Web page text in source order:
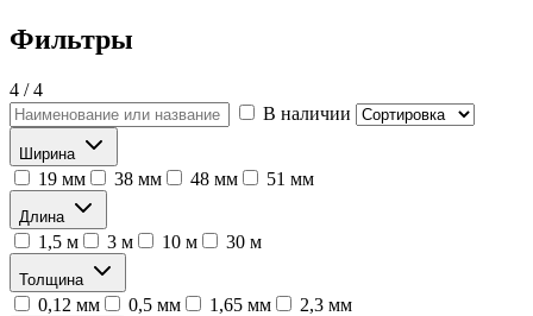
Фильтры
4 / 4
В наличии
Ширина
19 мм 38 мм 48 мм 51 мм
Длина
1,5 м 3 м 10 м 30 м
Толщина
0,12 мм 0,5 мм 1,65 мм 2,3 мм